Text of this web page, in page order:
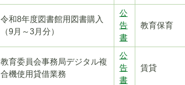
令和8年度図書館用図書購入
（9月～3月分）
公
告
書
教育保育
教育委員会事務局デジタル複
合機使用貸借業務
公
告
書
賃貸